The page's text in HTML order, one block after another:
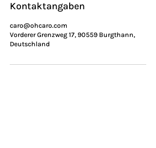
Kontaktangaben
caro@ohcaro.com
Vorderer Grenzweg 17, 90559 Burgthann,
Deutschland